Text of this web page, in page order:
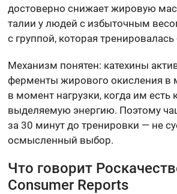
достоверно снижает жировую
талии у людей с избыточным
с группой, которая тренировалась
Механизм понятен: катехины
ферменты жирового окисления
в момент нагрузки, когда им есть
выделяемую энергию. Поэтому
за 30 минут до тренировки — не
осмысленный выбор.
Что говорит
Consumer Reports